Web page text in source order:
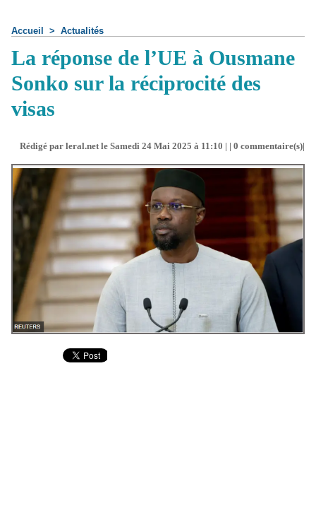
Accueil > Actualités
La réponse de l’UE à Ousmane
Sonko sur la réciprocité des
visas
Rédigé par leral.net le Samedi 24 Mai 2025 à 11:10 | | 0 commentaire(s)|